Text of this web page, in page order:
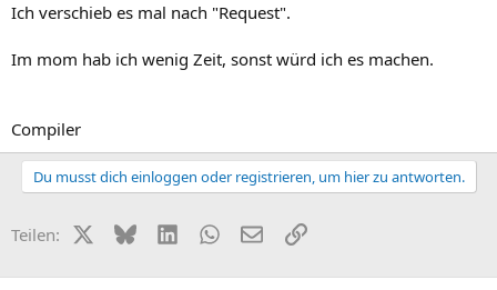
Ich verschieb es mal nach "Request".
Im mom hab ich wenig Zeit, sonst würd ich es machen.
Compiler
Du musst dich einloggen oder registrieren, um hier zu antworten.
Teilen: X (Twitter)
BlueskyLinkedInWhatsApp
E-MailLink